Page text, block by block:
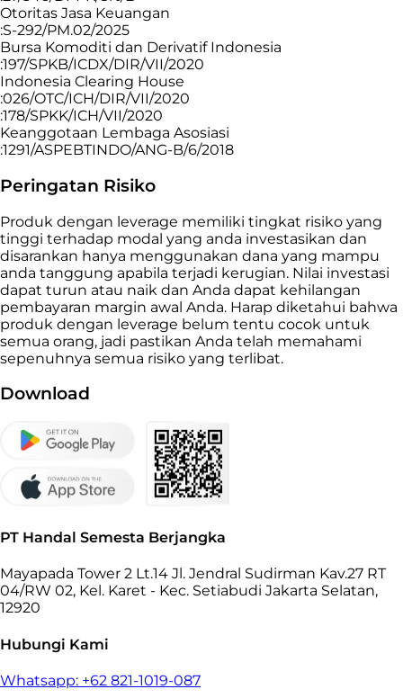
Otoritas Jasa Keuangan
:S-292/PM.02/2025
Bursa Komoditi dan Derivatif Indonesia
:197/SPKB/ICDX/DIR/VII/2020
Indonesia Clearing House
:026/OTC/ICH/DIR/VII/2020
:178/SPKK/ICH/VII/2020
Keanggotaan Lembaga Asosiasi
:1291/ASPEBTINDO/ANG-B/6/2018
Peringatan Risiko
Produk dengan leverage memiliki tingkat risiko yang
tinggi terhadap modal yang anda investasikan dan
disarankan hanya menggunakan dana yang mampu
anda tanggung apabila terjadi kerugian. Nilai investasi
dapat turun atau naik dan Anda dapat kehilangan
pembayaran margin awal Anda. Harap diketahui bahwa
produk dengan leverage belum tentu cocok untuk
semua orang, jadi pastikan Anda telah memahami
sepenuhnya semua risiko yang terlibat.
Download
PT Handal Semesta Berjangka
Mayapada Tower 2 Lt.14 Jl. Jendral Sudirman Kav.27 RT
04/RW 02, Kel. Karet - Kec. Setiabudi Jakarta Selatan,
12920
Hubungi Kami
Whatsapp: +62 821-1019-087